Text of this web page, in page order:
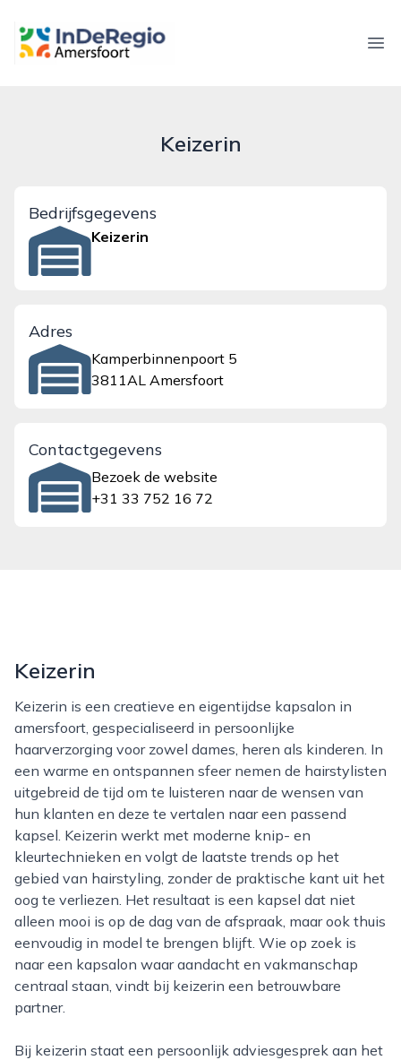
inderegioamersfoort.nl
Keizerin
Bedrijfsgegevens
Keizerin
Adres
Kamperbinnenpoort 5
3811AL Amersfoort
Contactgegevens
Bezoek de website
+31 33 752 16 72
Keizerin
Keizerin is een creatieve en eigentijdse kapsalon in
amersfoort, gespecialiseerd in persoonlijke
haarverzorging voor zowel dames, heren als kinderen. In
een warme en ontspannen sfeer nemen de hairstylisten
uitgebreid de tijd om te luisteren naar de wensen van
hun klanten en deze te vertalen naar een passend
kapsel. Keizerin werkt met moderne knip- en
kleurtechnieken en volgt de laatste trends op het
gebied van hairstyling, zonder de praktische kant uit het
oog te verliezen. Het resultaat is een kapsel dat niet
alleen mooi is op de dag van de afspraak, maar ook thuis
eenvoudig in model te brengen blijft. Wie op zoek is
naar een kapsalon waar aandacht en vakmanschap
centraal staan, vindt bij keizerin een betrouwbare
partner.
Bij keizerin staat een persoonlijk adviesgesprek aan het